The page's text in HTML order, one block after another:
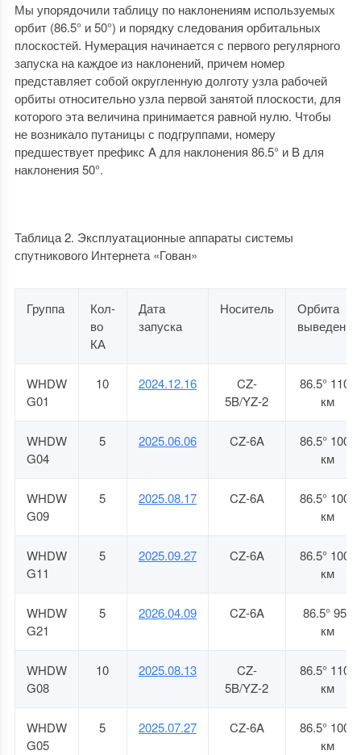
Мы упорядочили таблицу по наклонениям используемых
орбит (86.5° и 50°) и порядку следования орбитальных
плоскостей. Нумерация начинается с первого регулярного
запуска на каждое из наклонений, причем номер
представляет собой округленную долготу узла рабочей
орбиты относительно узла первой занятой плоскости, для
которого эта величина принимается равной нулю. Чтобы
не возникало путаницы с подгруппами, номеру
предшествует префикс A для наклонения 86.5° и B для
наклонения 50°.
Таблица 2. Эксплуатационные аппараты системы
спутникового Интернета «Гован»
Группа
Кол-
во
КА
Дата
запуска
Носитель
Орбита
выведения
WHDW
G01
10 2024.12.16
CZ-
5B/YZ-2
86.5° 1105
км
WHDW
G04
5 2025.06.06 CZ-6A
86.5° 1003
км
WHDW
G09
5 2025.08.17 CZ-6A
86.5° 1003
км
WHDW
G11
5 2025.09.27 CZ-6A
86.5° 1003
км
WHDW
G21
5 2026.04.09 CZ-6A
86.5° 952
км
WHDW
G08
10 2025.08.13
CZ-
5B/YZ-2
86.5° 1105
км
WHDW
G05
5 2025.07.27 CZ-6A
86.5° 1003
км